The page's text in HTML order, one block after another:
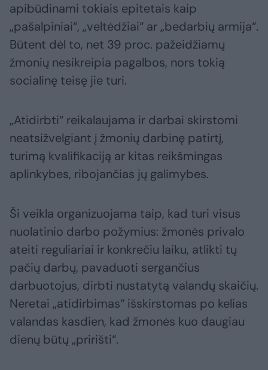
apibūdinami tokiais epitetais kaip
„pašalpiniai“, „veltėdžiai“ ar „bedarbių armija“.
Būtent dėl to, net 39 proc. pažeidžiamų
žmonių nesikreipia pagalbos, nors tokią
socialinę teisę jie turi.
„Atidirbti“ reikalaujama ir darbai skirstomi
neatsižvelgiant į žmonių darbinę patirtį,
turimą kvalifikaciją ar kitas reikšmingas
aplinkybes, ribojančias jų galimybes.
Ši veikla organizuojama taip, kad turi visus
nuolatinio darbo požymius: žmonės privalo
ateiti reguliariai ir konkrečiu laiku, atlikti tų
pačių darbų, pavaduoti sergančius
darbuotojus, dirbti nustatytą valandų skaičių.
Neretai „atidirbimas“ išskirstomas po kelias
valandas kasdien, kad žmonės kuo daugiau
dienų būtų „pririšti“.